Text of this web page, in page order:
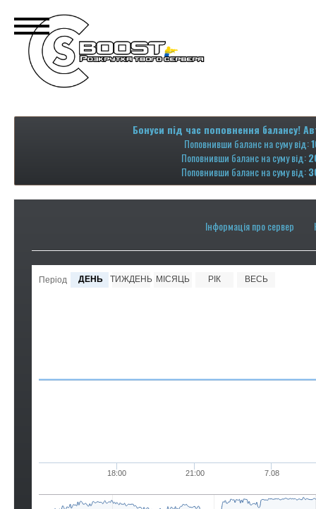
Бонуси під час поповнення балансу!
Поповнивши баланс на суму від:
Поповнивши баланс на суму від:
Поповнивши баланс на суму від:
Інформація про сервер
Період ДЕНЬ ТИЖДЕНЬ МІСЯЦЬ РІК ВЕСЬ
18:00 21:00 7.08